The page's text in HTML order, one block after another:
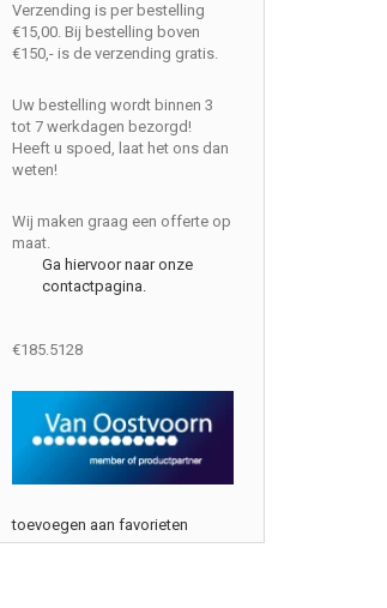
Verzending is per bestelling
€15,00. Bij bestelling boven
€150,- is de verzending gratis.
Uw bestelling wordt binnen 3
tot 7 werkdagen bezorgd!
Heeft u spoed, laat het ons dan
weten!
Wij maken graag een offerte op
maat.
Ga hiervoor naar onze
contactpagina.
€185.5128
toevoegen aan favorieten